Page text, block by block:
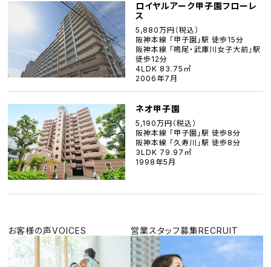
ロイヤルアーク甲子園フローレ
ス
5,880万円（税込）
阪神本線 「甲子園」駅 徒歩15分
阪神本線 「鳴尾・武庫川女子大前」駅
徒歩12分
4LDK 83.75㎡
2006年7月
ネオ甲子園
5,190万円（税込）
阪神本線 「甲子園」駅 徒歩8分
阪神本線 「久寿川」駅 徒歩8分
3LDK 79.97㎡
1998年5月
お客様の声VOICES 営業スタッフ募集RECRUIT